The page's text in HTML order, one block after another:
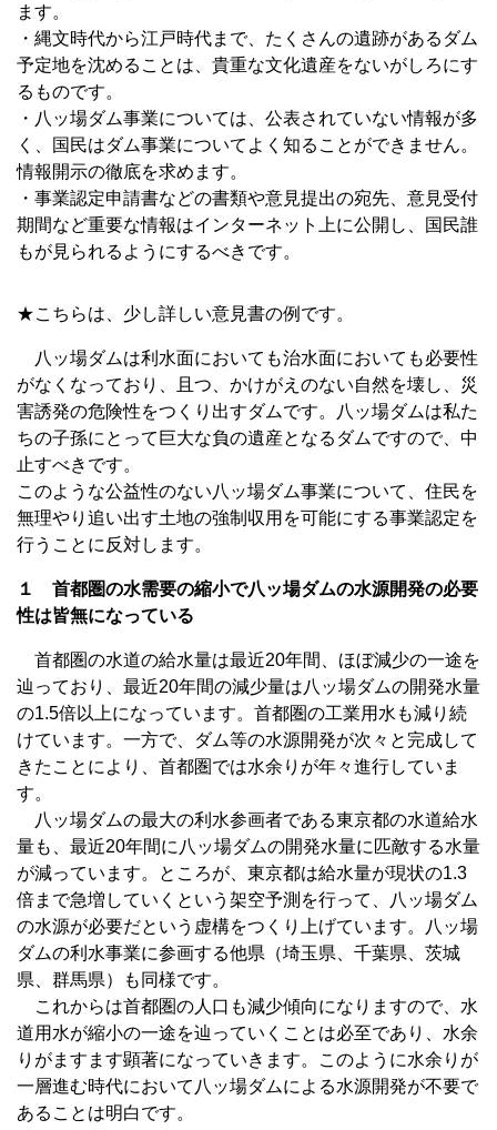
ます。
・縄文時代から江戸時代まで、たくさんの遺跡があるダム
予定地を沈めることは、貴重な文化遺産をないがしろにす
るものです。
・八ッ場ダム事業については、公表されていない情報が多
く、国民はダム事業についてよく知ることができません。
情報開示の徹底を求めます。
・事業認定申請書などの書類や意見提出の宛先、意見受付
期間など重要な情報はインターネット上に公開し、国民誰
もが見られるようにするべきです。
★こちらは、少し詳しい意見書の例です。
八ッ場ダムは利水面においても治水面においても必要性
がなくなっており、且つ、かけがえのない自然を壊し、災
害誘発の危険性をつくり出すダムです。八ッ場ダムは私た
ちの子孫にとって巨大な負の遺産となるダムですので、中
止すべきです。
このような公益性のない八ッ場ダム事業について、住民を
無理やり追い出す土地の強制収用を可能にする事業認定を
行うことに反対します。
１ 首都圏の水需要の縮小で八ッ場ダムの水源開発の必要
性は皆無になっている
首都圏の水道の給水量は最近20年間、ほぼ減少の一途を
辿っており、最近20年間の減少量は八ッ場ダムの開発水量
の1.5倍以上になっています。首都圏の工業用水も減り続
けています。一方で、ダム等の水源開発が次々と完成して
きたことにより、首都圏では水余りが年々進行していま
す。
八ッ場ダムの最大の利水参画者である東京都の水道給水
量も、最近20年間に八ッ場ダムの開発水量に匹敵する水量
が減っています。ところが、東京都は給水量が現状の1.3
倍まで急増していくという架空予測を行って、八ッ場ダム
の水源が必要だという虚構をつくり上げています。八ッ場
ダムの利水事業に参画する他県（埼玉県、千葉県、茨城
県、群馬県）も同様です。
これからは首都圏の人口も減少傾向になりますので、水
道用水が縮小の一途を辿っていくことは必至であり、水余
りがますます顕著になっていきます。このように水余りが
一層進む時代において八ッ場ダムによる水源開発が不要で
あることは明白です。